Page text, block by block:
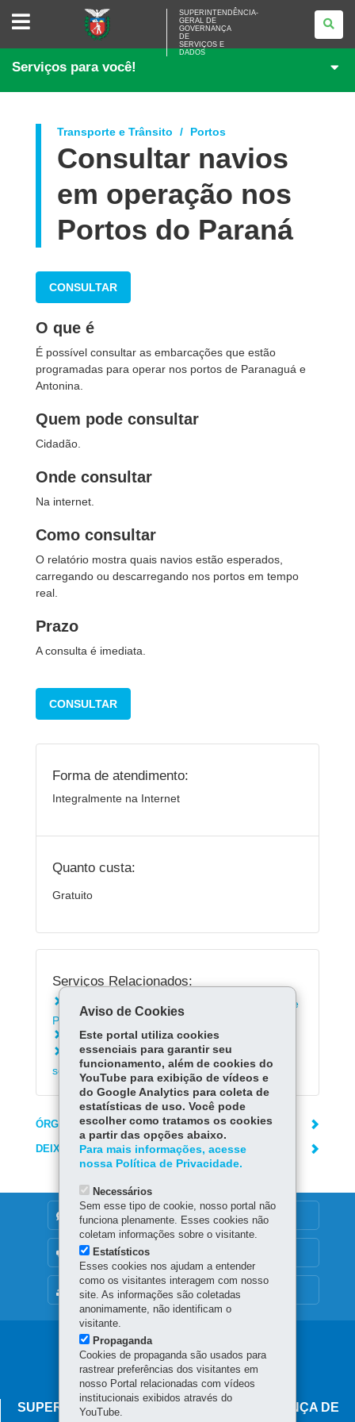
SUPERINTENDÊNCIA-
<BR>GOVERNANÇA
SERVIÇOS
DADOS
SUPERINTENDÊNCIA-
GERAL DE
GOVERNANÇA
DE
SERVIÇOS E
DADOS
Serviços para você!
Transporte e Trânsito Portos
Consultar navios
em operação nos
Portos do Paraná
CONSULTAR
O que é
É possível consultar as embarcações que estão
programadas para operar nos portos de Paranaguá e
Antonina.
Quem pode consultar
Cidadão.
Onde consultar
Na internet.
Como consultar
O relatório mostra quais navios estão esperados,
carregando ou descarregando nos portos em tempo
real.
Prazo
A consulta é imediata.
CONSULTAR
Forma de atendimento:
Integralmente na Internet
Quanto custa:
Gratuito
Serviços Relacionados:
Consultar descarga nos terminais do Porto de
Paranaguá
Consultar tarifas portuárias
Consultar empresas que operam e prestam
serviço nos Portos de Paranaguá e Antonina
ÓRGÃO RESPONSÁVEL
DEIXE SUA OPINIÃO
MAPA DO SITE
DENUNCIE CORRUPÇÃO
OUVIDORIA
Navegação
principal
SUPERINTENDÊNCIA-GERAL DE GOVERNANÇA DE
Aviso de Cookies
Este portal utiliza cookies
essenciais para garantir seu
funcionamento, além de cookies do
YouTube para exibição de vídeos e
do Google Analytics para coleta de
estatísticas de uso. Você pode
escolher como tratamos os cookies
a partir das opções abaixo.
Para mais informações, acesse
nossa Política de Privacidade.
Necessários
Sem esse tipo de cookie, nosso portal não
funciona plenamente. Esses cookies não
coletam informações sobre o visitante.
Estatísticos
Esses cookies nos ajudam a entender
como os visitantes interagem com nosso
site. As informações são coletadas
anonimamente, não identificam o
visitante.
Propaganda
Cookies de propaganda são usados para
rastrear preferências dos visitantes em
nosso Portal relacionadas com vídeos
institucionais exibidos através do
YouTube.